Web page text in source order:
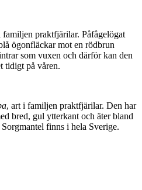
familjen praktfjärilar. Påfågelögat
ögonfläckar mot en rödbrun
som vuxen och därför kan den
tidigt på våren.
, art i familjen praktfjärilar. Den har
bred, gul ytterkant och äter bland
finns i hela Sverige.